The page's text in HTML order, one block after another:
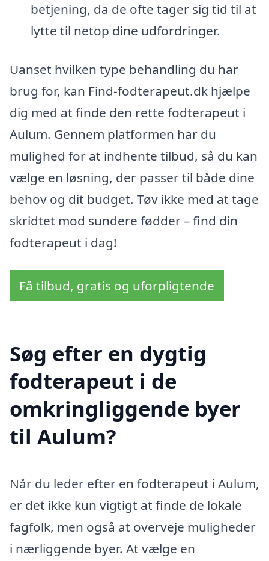
betjening, da de ofte tager sig tid til at
lytte til netop dine udfordringer.
Uanset hvilken type behandling du har
brug for, kan Find-fodterapeut.dk hjælpe
dig med at finde den rette fodterapeut i
Aulum. Gennem platformen har du
mulighed for at indhente tilbud, så du kan
vælge en løsning, der passer til både dine
behov og dit budget. Tøv ikke med at tage
skridtet mod sundere fødder – find din
fodterapeut i dag!
Få tilbud, gratis og uforpligtende
Søg efter en dygtig
fodterapeut i de
omkringliggende byer
til Aulum?
Når du leder efter en fodterapeut i Aulum,
er det ikke kun vigtigt at finde de lokale
fagfolk, men også at overveje muligheder
i nærliggende byer. At vælge en